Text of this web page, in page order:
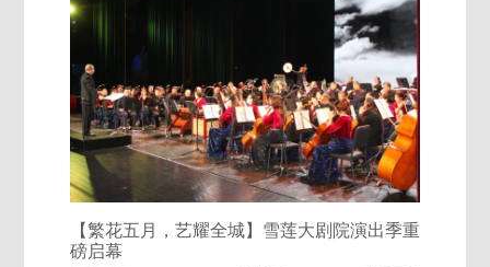
【繁花五月，艺耀全城】雪莲大剧院演出季重
磅启幕